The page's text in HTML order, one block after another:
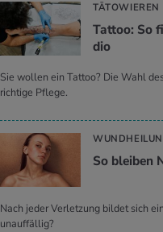
TÄTOWIEREN
Tat­too: So
dio
Sie wollen ein Tattoo? Die Wahl
richtige Pflege.
So blei­ben
Nach jeder Verletzung bildet sich
unauffällig?